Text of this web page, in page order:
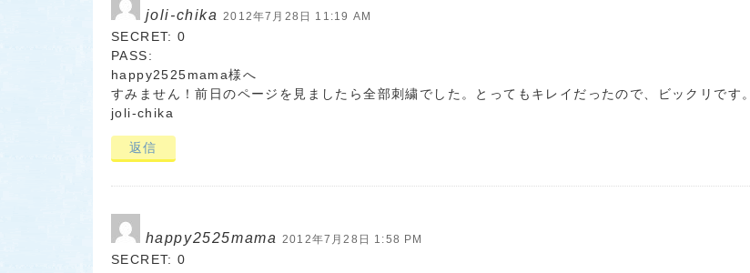
joli-chika 2012年7月28日 11:19 AM
SECRET: 0
PASS:
happy2525mama様へ
すみません！前日のページを見ましたら全部刺繍でした。とってもキレイだったので、ビックリです。
joli-chika
返信
happy2525mama 2012年7月28日 1:58 PM
SECRET: 0